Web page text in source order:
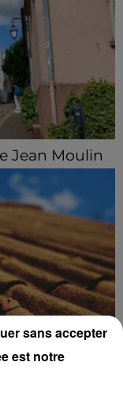
Jean Moulin
les sorties
est notre
sans accepter